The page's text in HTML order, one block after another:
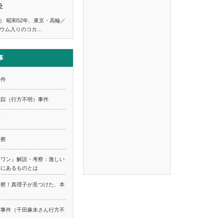
昭和52年、東京・高輪／
ム入りのコカ…
（行方不明）事件
ン』解説・考察：激しい
あるものとは
！真理子が見つけた、本
件（千田麻未さん行方不